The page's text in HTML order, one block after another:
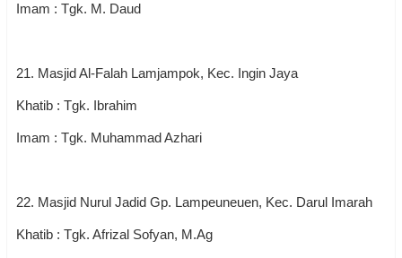
Imam : Tgk. M. Daud
21. Masjid Al-Falah Lamjampok, Kec. Ingin Jaya
Khatib : Tgk. Ibrahim
Imam : Tgk. Muhammad Azhari
22. Masjid Nurul Jadid Gp. Lampeuneuen, Kec. Darul Imarah
Khatib : Tgk. Afrizal Sofyan, M.Ag